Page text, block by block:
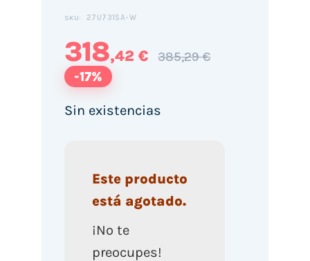
SKU: 27U731SA-W
318,42 € 385,29 €
-17%
Sin existencias
Este producto
está agotado.
¡No te
preocupes!